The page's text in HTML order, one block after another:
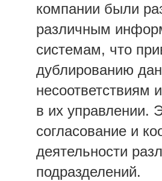
компании были
различным
системам, что
дублированию
несоответствиям
в их управлении.
согласование и
деятельности
подразделений.